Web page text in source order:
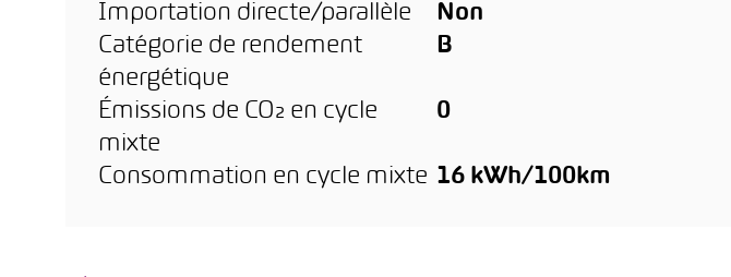
Importation directe/parallèle
Non
Catégorie de rendement
énergétique
B
Émissions de CO₂ en cycle
mixte
0
Consommation en cycle mixte 16 kWh/100km